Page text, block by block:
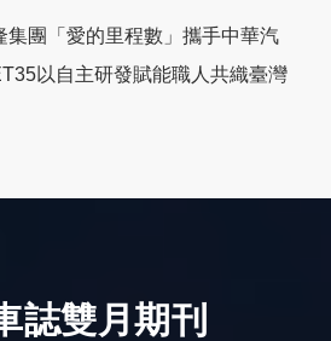
集團「愛的里程數」攜手中華汽
以自主研發賦能職人共織臺灣
誌雙月期刊